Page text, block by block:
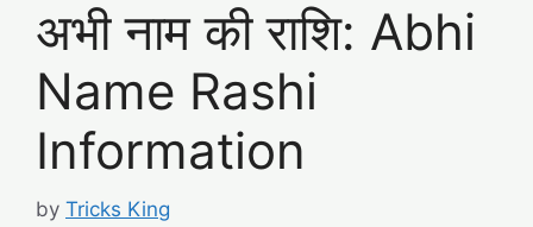
अभी नाम की राशि: Abhi
Name Rashi
Information
by Tricks King